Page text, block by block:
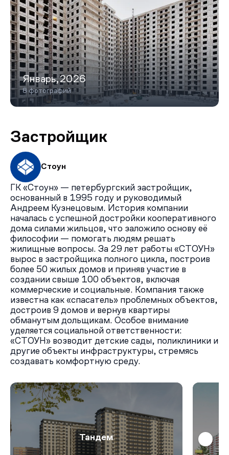
Январь,2026
8 фотографий
Застройщик
Стоун
ГК «Стоун» — петербургский застройщик,
основанный в 1995 году и руководимый
Андреем Кузнецовым. История компании
началась с успешной достройки кооперативного
дома силами жильцов, что заложило основу её
философии — помогать людям решать
жилищные вопросы. За 29 лет работы «СТОУН»
вырос в застройщика полного цикла, построив
более 50 жилых домов и приняв участие в
создании свыше 100 объектов, включая
коммерческие и социальные. Компания также
известна как «спасатель» проблемных объектов,
достроив 9 домов и вернув квартиры
обманутым дольщикам. Особое внимание
уделяется социальной ответственности:
«СТОУН» возводит детские сады, поликлиники и
другие объекты инфраструктуры, стремясь
создавать комфортную среду.
Тандем